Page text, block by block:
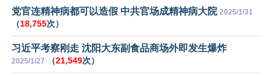
党官连精神病都可以造假 中共官场成精神病大院 2025/1/31
（18,755次）
习近平考察刚走 沈阳大东副食品商场外即发生爆炸
2025/1/27 （21,549次）